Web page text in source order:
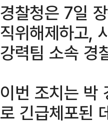
경찰청은 7일
직위해제하고,
강력팀 소속 경
이번 조치는 박
로 긴급체포된